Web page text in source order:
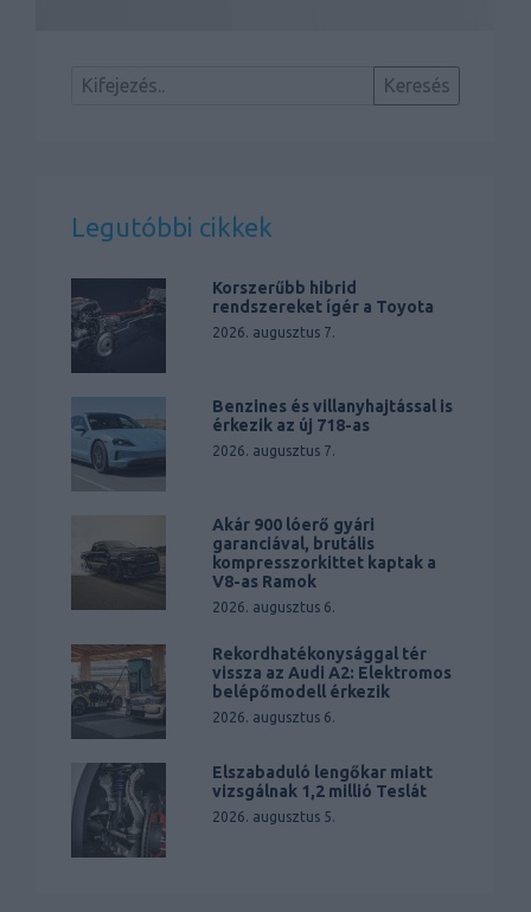
Legutóbbi cikkek
Korszerűbb hibrid
rendszereket ígér a Toyota
2026. augusztus 7.
Benzines és villanyhajtással is
érkezik az új 718-as
2026. augusztus 7.
Akár 900 lóerő gyári
garanciával, brutális
kompresszorkittet kaptak a
V8-as Ramok
2026. augusztus 6.
Rekordhatékonysággal tér
vissza az Audi A2: Elektromos
belépőmodell érkezik
2026. augusztus 6.
Elszabaduló lengőkar miatt
vizsgálnak 1,2 millió Teslát
2026. augusztus 5.